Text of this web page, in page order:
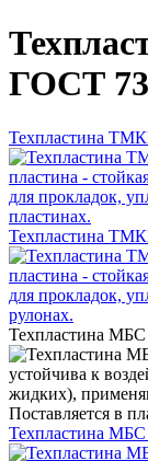
ГОСТ
Техпластина
пластина -
для прокладок,
пластинах.
Техпластина
пластина -
для прокладок,
рулонах.
Техпластина
устойчива к
жидких),
Поставляется в
Техпластина